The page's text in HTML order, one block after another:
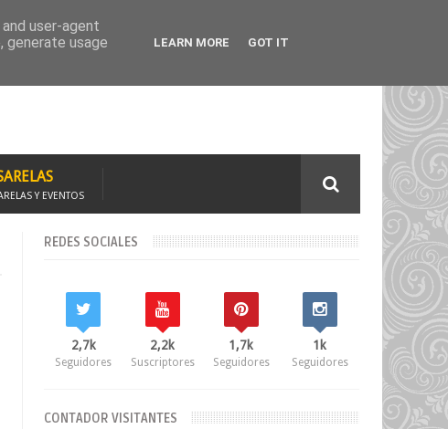
REPORTAJE
Y EVENTOS
REDES SOCIALES
2,7k
Seguidores
2,2k
Suscriptores
1,7k
Seguidores
1k
Seguidores
CONTADOR VISITANTES
user-agent
generate usage
LEARN MORE GOT IT